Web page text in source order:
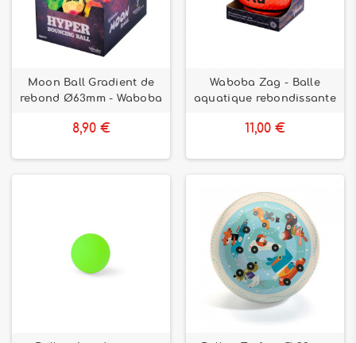
physique dès le plus jeune âge.
Moon Ball Gradient de
rebond Ø63mm - Waboba
8,90 €
Waboba Zag - Balle
aquatique rebondissante
11,00 €